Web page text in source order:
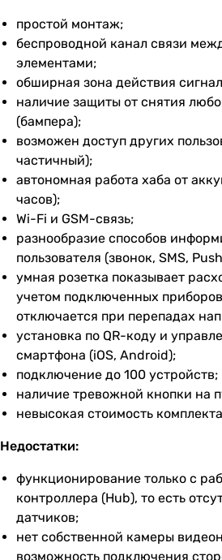
простой монтаж;
беспроводной канал связи
элементами;
обширная зона действия
наличие защиты от снятия
(бампера);
возможен доступ других
частичный);
автономная работа хаба от
часов);
Wi-Fi и GSM-связь;
разнообразие способов
пользователя (звонок, SMS,
умная розетка показывает
учетом подключенных
отключается при перепадах
установка по QR-коду и
смартфона (iOS, Android);
подключение до 100 устройств;
наличие тревожной кнопки на
невысокая стоимость
Недостатки:
функционирование только с
контроллера (Hub), то есть
датчиков;
нет собственной камеры
возможность подключения